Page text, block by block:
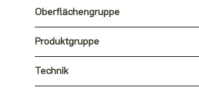
Oberflächengruppe
Produktgruppe
Technik